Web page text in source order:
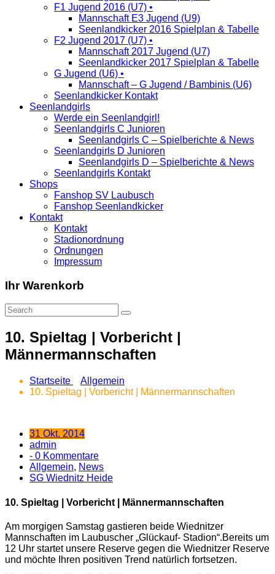
F1 Jugend 2016 (U7) •
Mannschaft E3 Jugend (U9)
Seenlandkicker 2016 Spielplan & Tabelle
F2 Jugend 2017 (U7) •
Mannschaft 2017 Jugend (U7)
Seenlandkicker 2017 Spielplan & Tabelle
G Jugend (U6) •
Mannschaft – G Jugend / Bambinis (U6)
Seenlandkicker Kontakt
Seenlandgirls
Werde ein Seenlandgirl!
Seenlandgirls C Junioren
Seenlandgirls C – Spielberichte & News
Seenlandgirls D Junioren
Seenlandgirls D – Spielberichte & News
Seenlandgirls Kontakt
Shops
Fanshop SV Laubusch
Fanshop Seenlandkicker
Kontakt
Kontakt
Stadionordnung
Ordnungen
Impressum
Ihr Warenkorb
10. Spieltag | Vorbericht |
Männermannschaften
Startseite
Allgemein
10. Spieltag | Vorbericht | Männermannschaften
31 Okt. 2014
admin
- 0 Kommentare
Allgemein, News
SG Wiednitz Heide
10. Spieltag | Vorbericht | Männermannschaften
Am morgigen Samstag gastieren beide Wiednitzer
Mannschaften im Laubuscher „Glückauf- Stadion“.Bereits um
12 Uhr startet unsere Reserve gegen die Wiednitzer Reserve
und möchte Ihren positiven Trend natürlich fortsetzen.